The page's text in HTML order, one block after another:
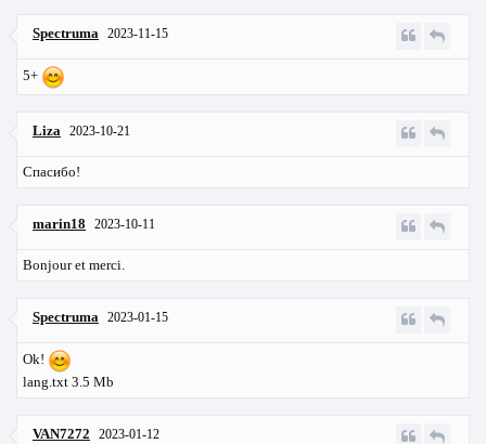
Spectruma 2023-11-15
5+
Liza 2023-10-21
Спасибо!
marin18 2023-10-11
Bonjour et merci.
Spectruma 2023-01-15
Ok!
lang.txt 3.5 Mb
VAN7272 2023-01-12